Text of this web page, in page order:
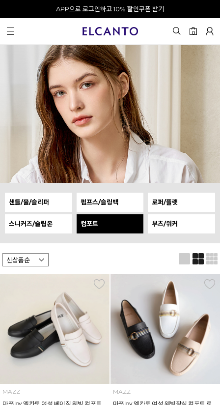
오전 10시 이전 결제 완료 시 오늘 출발!
회원가입 시 최대 20% 쿠폰 지급
카카오 채널 추가 시 10% 쿠폰 증정
APP으로 로그인하고 10% 할인쿠폰 받기
0
샌들/뮬/슬리퍼 펌프스/슬링백 로퍼/플랫
스니커즈/슬립온 컴포트 부츠/워커
MAZZ
MAZZ